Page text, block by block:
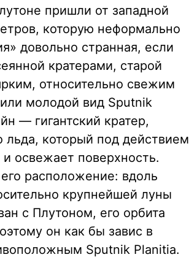
пришли от западной
которую неформально
довольно странная, если
кратерами, старой
относительно свежим
молодой вид Sputnik
— гигантский кратер,
который под действием
освежает поверхность.
расположение: вдоль
крупнейшей луны
с Плутоном, его орбита
он как бы завис в
Sputnik Planitia.